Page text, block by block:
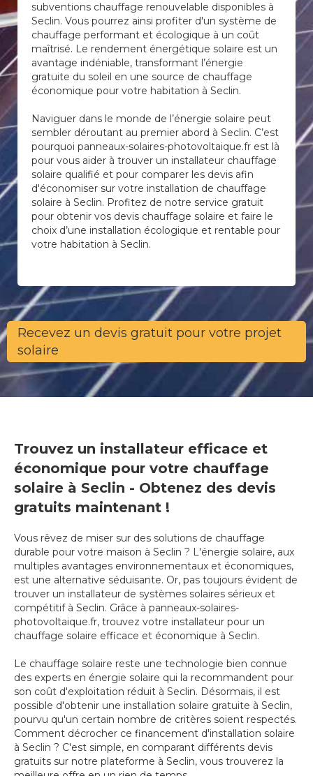
subventions chauffage renouvelable disponibles à
Seclin. Vous pourrez ainsi profiter d'un système de
chauffage performant et écologique à un coût
maîtrisé. Le rendement énergétique solaire est un
avantage indéniable, transformant l’énergie
gratuite du soleil en une source de chauffage
économique pour votre habitation à Seclin.
Naviguer dans le monde de l’énergie solaire peut
sembler déroutant au premier abord à Seclin. C’est
pourquoi panneaux-solaires-photovoltaique.fr est là
pour vous aider à trouver un installateur chauffage
solaire qualifié et pour comparer les devis afin
d'économiser sur votre installation de chauffage
solaire à Seclin. Profitez de notre service gratuit
pour obtenir vos devis chauffage solaire et faire le
choix d’une installation écologique et rentable pour
votre habitation à Seclin.
Recevez un devis gratuit pour votre projet
solaire
Trouvez un installateur efficace et
économique pour votre chauffage
solaire à Seclin - Obtenez des devis
gratuits maintenant !
Vous rêvez de miser sur des solutions de chauffage
durable pour votre maison à Seclin ? L'énergie solaire, aux
multiples avantages environnementaux et économiques,
est une alternative séduisante. Or, pas toujours évident de
trouver un installateur de systèmes solaires sérieux et
compétitif à Seclin. Grâce à panneaux-solaires-
photovoltaique.fr, trouvez votre installateur pour un
chauffage solaire efficace et économique à Seclin.
Le chauffage solaire reste une technologie bien connue
des experts en énergie solaire qui la recommandent pour
son coût d'exploitation réduit à Seclin. Désormais, il est
possible d'obtenir une installation solaire gratuite à Seclin,
pourvu qu'un certain nombre de critères soient respectés.
Comment décrocher ce financement d'installation solaire
à Seclin ? C'est simple, en comparant différents devis
gratuits sur notre plateforme à Seclin, vous trouverez la